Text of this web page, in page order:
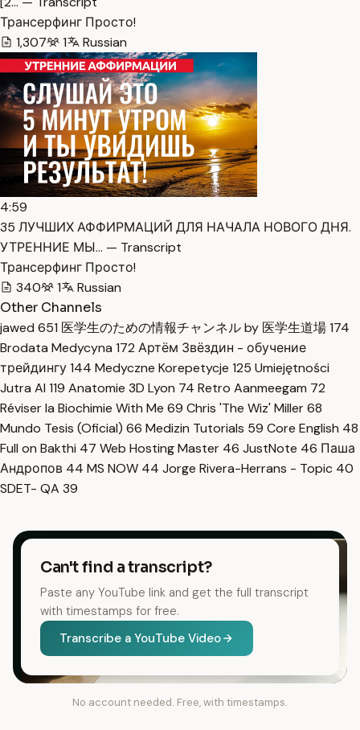
Трансерфинг Просто!
1,307
1 Russian
4:59
35 ЛУЧШИХ АФФИРМАЦИЙ ДЛЯ НАЧАЛА НОВОГО ДНЯ.
УТРЕННИЕ МЫ… — Transcript
Трансерфинг Просто!
340
1
Russian
Other Channels
jawed 651 医学生のための情報チャンネル by 医学生道場174
Brodata Medycyna 172 Артём Звёздин - обучение
трейдингу144 Medyczne Korepetycje 125 Umiejętności
Jutra AI 119 Anatomie 3D Lyon 74 Retro Aanmeegam 72
Réviser la Biochimie With Me 69 Chris 'The Wiz' Miller68
Mundo Tesis (Oficial) 66 Medizin Tutorials 59 Core English 48
Full on Bakthi 47 Web Hosting Master 46 JustNote 46 Паша
Андропов 44 MS NOW 44 Jorge Rivera-Herrans - Topic 40
SDET- QA 39
Can't find a transcript?
Paste any YouTube link and get the full transcript
with timestamps for free.
Transcribe a YouTube Video
No account needed. Free, with timestamps.